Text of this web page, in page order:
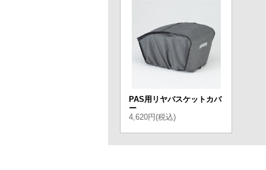
PAS用リヤバスケットカバ
ー
4,620円(税込)